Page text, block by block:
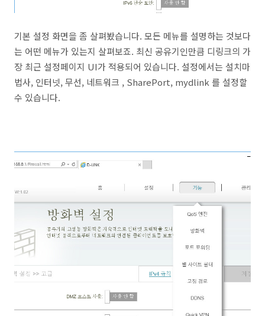
기본 설정 화면을 좀 살펴봤습니다. 모든 메뉴를 설명하는 것보다
는 어떤 메뉴가 있는지 살펴보죠. 최신 공유기인만큼 디링크의 가
장 최근 설정페이지 UI가 적용되어 있습니다. 설정에서는 설치마
법사, 인터넷, 무선, 네트워크 , SharePort, mydlink 를 설정할
수 있습니다.